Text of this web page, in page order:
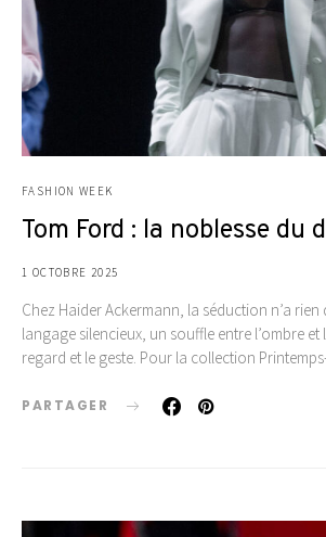
FASHION WEEK
Tom Ford : la noblesse du
1 OCTOBRE 2025
Chez Haider Ackermann, la séduction n’a rien
langage silencieux, un souffle entre l’ombre et
regard et le geste. Pour la collection
PARTAGER